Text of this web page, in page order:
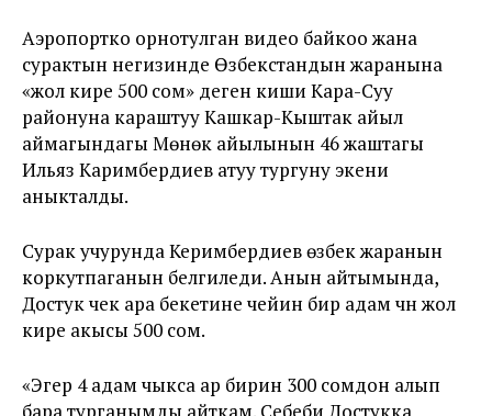
Аэропортко орнотулган видео байкоо жана
сурактын негизинде Өзбекстандын жаранына
«жол кире 500 сом» деген киши Кара-Суу
районуна караштуу Кашкар-Кыштак айыл
аймагындагы Мөнөк айылынын 46 жаштагы
Ильяз Каримбердиев атуу тургуну экени
аныкталды.
Сурак учурунда Керимбердиев өзбек жаранын
коркутпаганын белгиледи. Анын айтымында,
Достук чек ара бекетине чейин бир адам үчүн жол
кире акысы 500 сом.
«Эгер 4 адам чыкса ар бирин 300 сомдон алып